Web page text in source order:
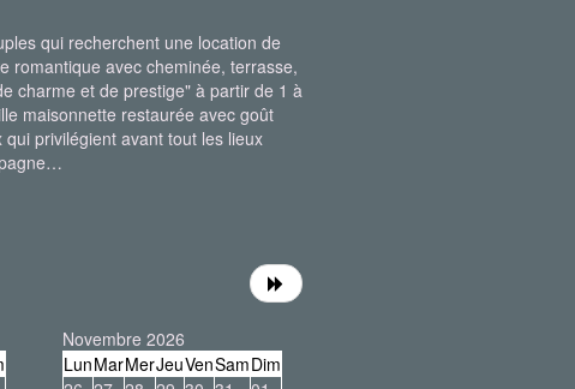
qui recherchent une location de
romantique avec cheminée, terrasse,
charme et de prestige" à partir de 1 à
maisonnette restaurée avec goût
privilégient avant tout les lieux
Novembre 2026
LunMarMerJeuVenSamDim